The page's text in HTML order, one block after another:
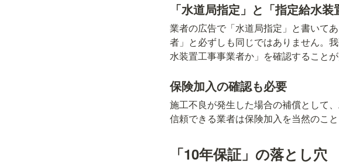
「水道局指定」と「指定給水
業者の広告で「水道局指定」と書いて
者」と必ずしも同じではありません。
水装置工事事業者か」を確認することが
保険加入の確認も必要
施工不良が発生した場合の補償として
信頼できる業者は保険加入を当然のこ
「10年保証」の落とし穴